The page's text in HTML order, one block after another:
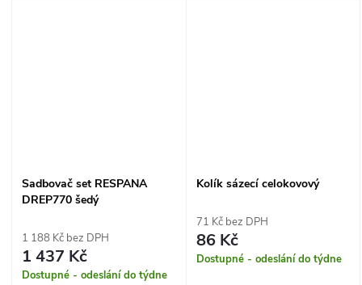
Sadbovač set RESPANA
DREP770 šedý
1 188 Kč bez DPH
1 437 Kč
Dostupné - odeslání do týdne
Kolík sázecí celokovový
71 Kč bez DPH
86 Kč
Dostupné - odeslání do týdne